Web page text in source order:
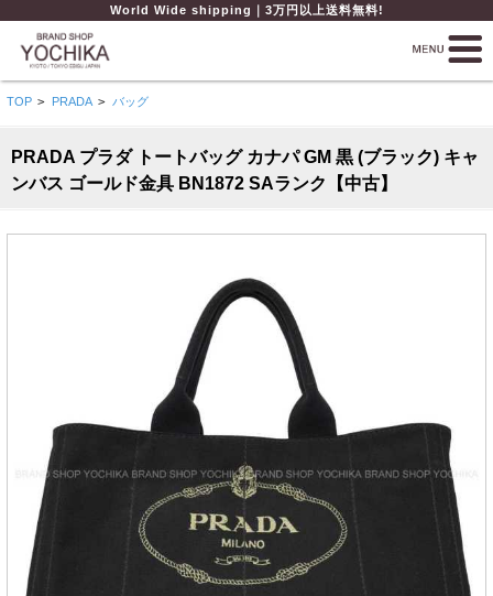
World Wide shipping｜3万円以上送料無料!
TOP > PRADA > バッグ
PRADA プラダ トートバッグ カナパ GM 黒 (ブラック) キャ
ンバス ゴールド金具 BN1872 SAランク【中古】